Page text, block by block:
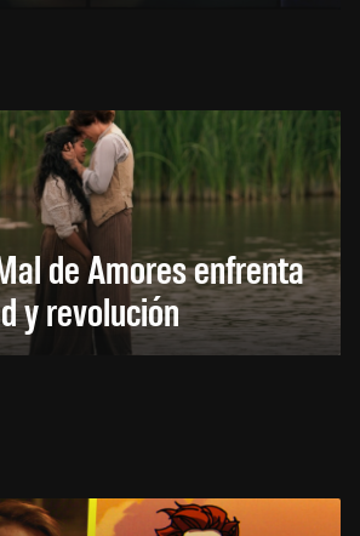
de Amores enfrenta
y revolución